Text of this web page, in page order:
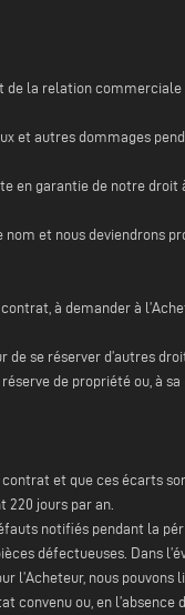
de la relation commerciale
et autres dommages
en garantie de notre droit
et nous deviendrons
à demander à
se réserver d’autres
de propriété ou, à
et que ces écarts
220 jours par an.
notifiés pendant la
défectueuses. Dans
l’Acheteur, nous pouvons
ou, en l’absence